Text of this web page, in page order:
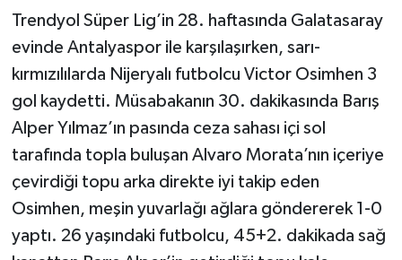
Trendyol Süper Lig’in 28. haftasında Galatasaray
evinde Antalyaspor ile karşılaşırken, sarı-
kırmızılılarda Nijeryalı futbolcu Victor Osimhen 3
gol kaydetti. Müsabakanın 30. dakikasında Barış
Alper Yılmaz’ın pasında ceza sahası içi sol
tarafında topla buluşan Alvaro Morata’nın içeriye
çevirdiği topu arka direkte iyi takip eden
Osimhen, meşin yuvarlağı ağlara göndererek 1-0
yaptı. 26 yaşındaki futbolcu, 45+2. dakikada sağ